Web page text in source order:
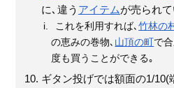
に､違う アイテムが売られて
これを利用すれば､竹林の
の恵みの巻物､ 山頂の町で
度も買うことができる｡
ギタン投げでは額面の1/10(